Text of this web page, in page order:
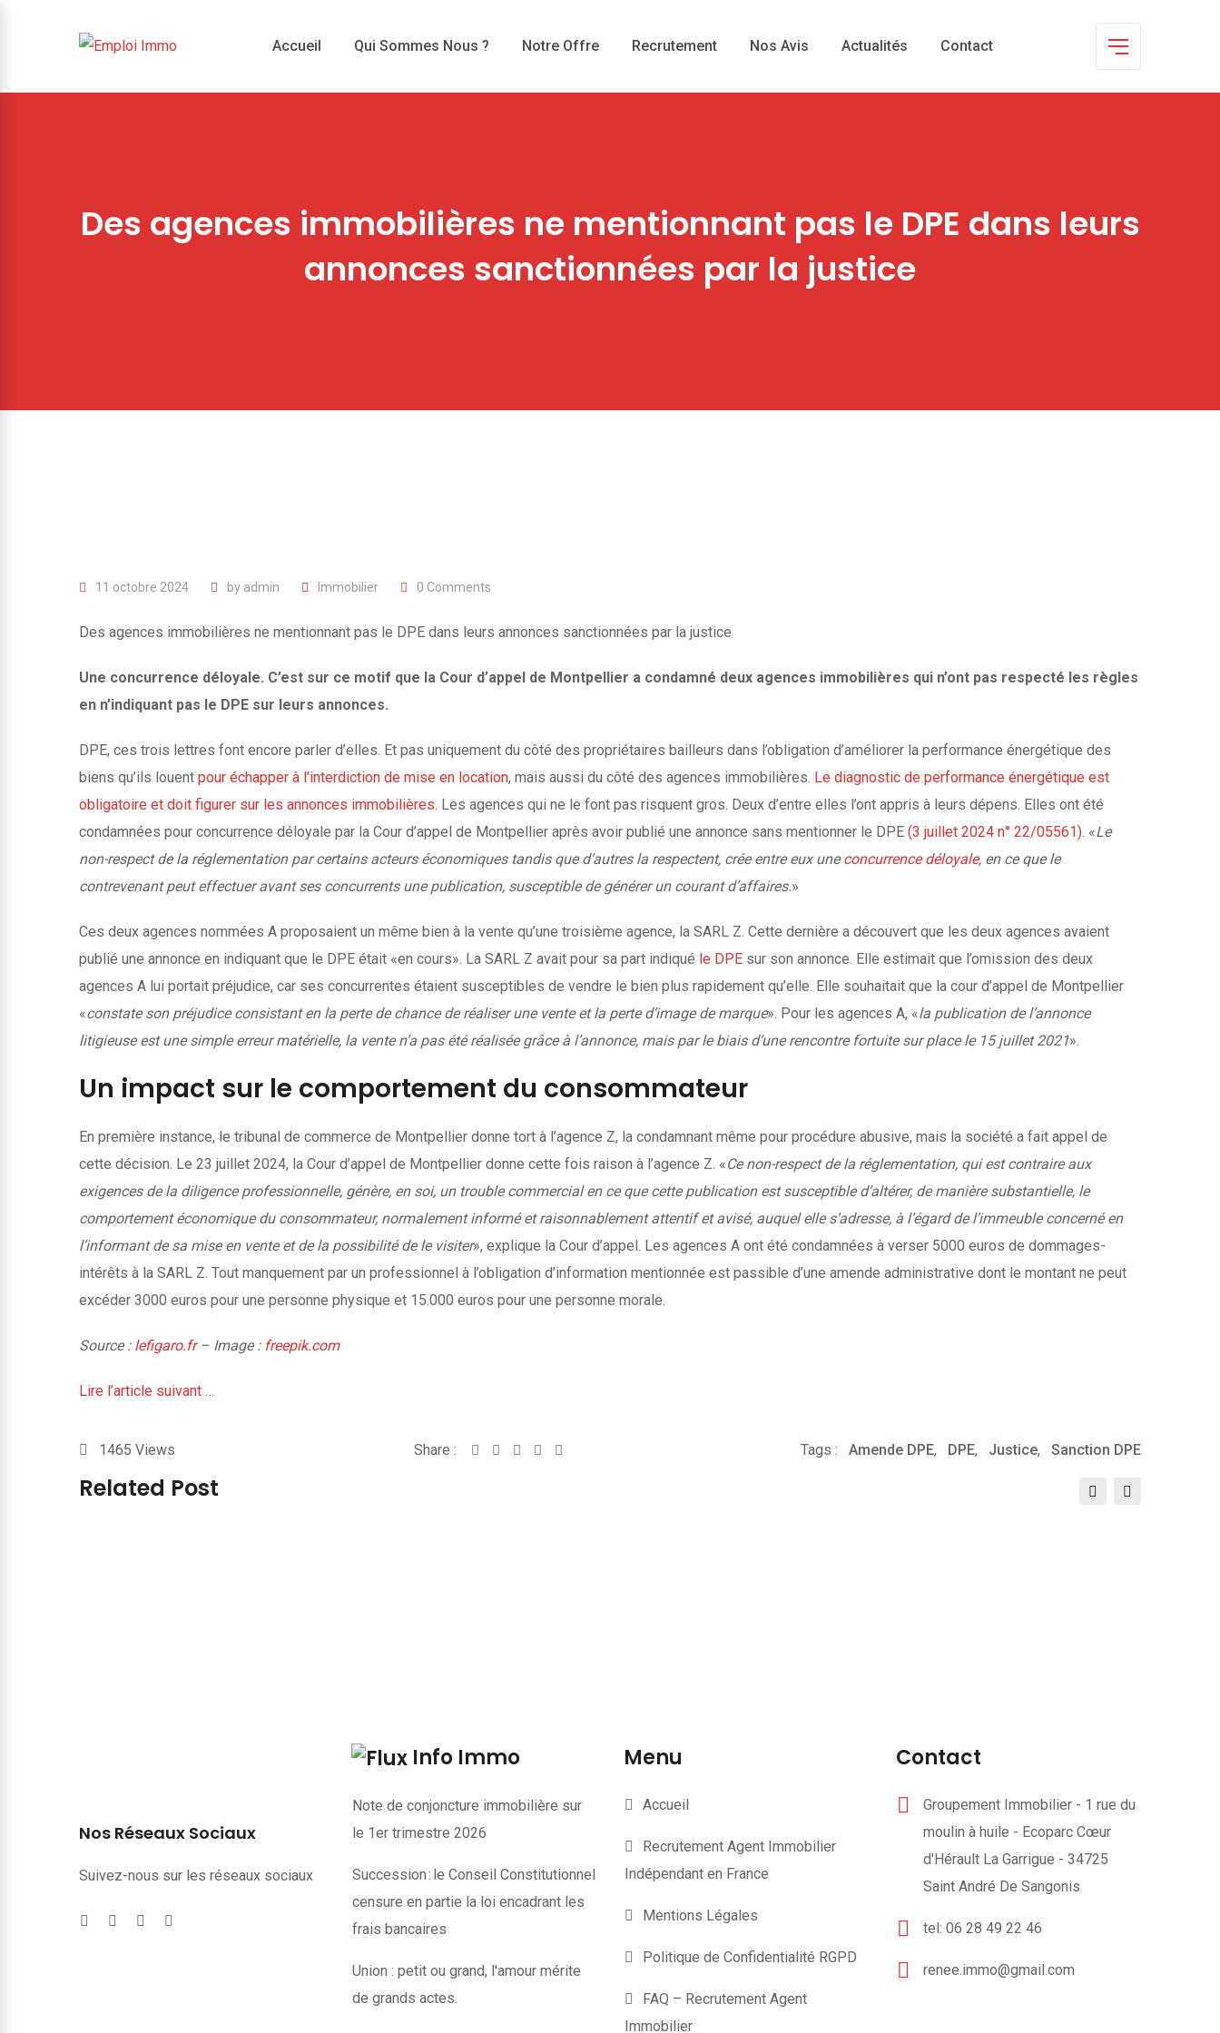
Accueil Qui Sommes Nous ? Notre Offre Recrutement Nos Avis Actualités Contact
Des agences immobilières ne mentionnant pas le DPE dans leurs
annonces sanctionnées par la justice
11 octobre 2024 by admin Immobilier 0 Comments
Des agences immobilières ne mentionnant pas le DPE dans leurs annonces sanctionnées par la justice
Une concurrence déloyale. C’est sur ce motif que la Cour d’appel de Montpellier a condamné deux agences immobilières qui n’ont pas respecté les règles
en n’indiquant pas le DPE sur leurs annonces.
DPE, ces trois lettres font encore parler d’elles. Et pas uniquement du côté des propriétaires bailleurs dans l’obligation d’améliorer la performance énergétique des
biens qu’ils louent pour échapper à l’interdiction de mise en location, mais aussi du côté des agences immobilières. Le diagnostic de performance énergétique est
obligatoire et doit figurer sur les annonces immobilières. Les agences qui ne le font pas risquent gros. Deux d’entre elles l’ont appris à leurs dépens. Elles ont été
condamnées pour concurrence déloyale par la Cour d’appel de Montpellier après avoir publié une annonce sans mentionner le DPE (3 juillet 2024 n° 22/05561). «Le
non-respect de la réglementation par certains acteurs économiques tandis que d’autres la respectent, crée entre eux uneconcurrence déloyale, en ce que le
contrevenant peut effectuer avant ses concurrents une publication, susceptible de générer un courant d’affaires.»
Ces deux agences nommées A proposaient un même bien à la vente qu’une troisième agence, la SARL Z. Cette dernière a découvert que les deux agences avaient
publié une annonce en indiquant que le DPE était «en cours». La SARL Z avait pour sa part indiqué le DPE sur son annonce. Elle estimait que l’omission des deux
agences A lui portait préjudice, car ses concurrentes étaient susceptibles de vendre le bien plus rapidement qu’elle. Elle souhaitait que la cour d’appel de Montpellier
«constate son préjudice consistant en la perte de chance de réaliser une vente et la perte d’image de marque». Pour les agences A, «la publication de l’annonce
litigieuse est une simple erreur matérielle, la vente n’a pas été réalisée grâce à l’annonce, mais par le biais d’une rencontre fortuite sur place le 15 juillet 2021».
Un impact sur le comportement du consommateur
En première instance, le tribunal de commerce de Montpellier donne tort à l’agence Z, la condamnant même pour procédure abusive, mais la société a fait appel de
cette décision. Le 23 juillet 2024, la Cour d’appel de Montpellier donne cette fois raison à l’agence Z. «Ce non-respect de la réglementation, qui est contraire aux
exigences de la diligence professionnelle, génère, en soi, un trouble commercial en ce que cette publication est susceptible d’altérer, de manière substantielle, le
comportement économique du consommateur, normalement informé et raisonnablement attentif et avisé, auquel elle s’adresse, à l’égard de l’immeuble concerné en
l’informant de sa mise en vente et de la possibilité de le visiter», explique la Cour d’appel. Les agences A ont été condamnées à verser 5000 euros de dommages-
intérêts à la SARL Z. Tout manquement par un professionnel à l’obligation d’information mentionnée est passible d’une amende administrative dont le montant ne peut
excéder 3000 euros pour une personne physique et 15.000 euros pour une personne morale.
Source : lefigaro.fr– Image : freepik.com
Lire l’article suivant …
1465 Views Share : Whatsapp
SharePrint Tags : Amende DPE, DPE, Justice, Sanction DPE
Related Post
Nos Réseaux Sociaux
Suivez-nous sur les réseaux sociaux
Info Immo
Note de conjoncture immobilière sur
le 1er trimestre 2026
Succession : le Conseil Constitutionnel
censure en partie la loi encadrant les
frais bancaires
Union : petit ou grand, l'amour mérite
de grands actes.
Menu
Accueil
Recrutement Agent Immobilier
Indépendant en France
Mentions Légales
Politique de Confidentialité RGPD
FAQ – Recrutement Agent
Immobilier
Contact
Groupement Immobilier - 1 rue du
moulin à huile - Ecoparc Cœur
d'Hérault La Garrigue - 34725
Saint André De Sangonis
tel: 06 28 49 22 46
renee.immo@gmail.com